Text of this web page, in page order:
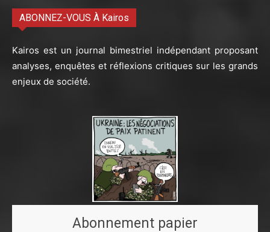
ABONNEZ-VOUS À Kairos
Kairos est un journal bimestriel indépendant proposant
analyses, enquêtes et réflexions critiques sur les grands
enjeux de société.
Abonnement papier